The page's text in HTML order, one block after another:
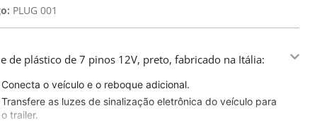
PLUG 001
de plástico de 7 pinos 12V, preto, fabricado na Itália:
Conecta o veículo e o reboque adicional.
Transfere as luzes de sinalização eletrônica do veículo para
o trailer.